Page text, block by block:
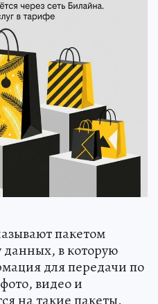
пакетом
в которую
для передачи по
видео и
на такие пакеты.